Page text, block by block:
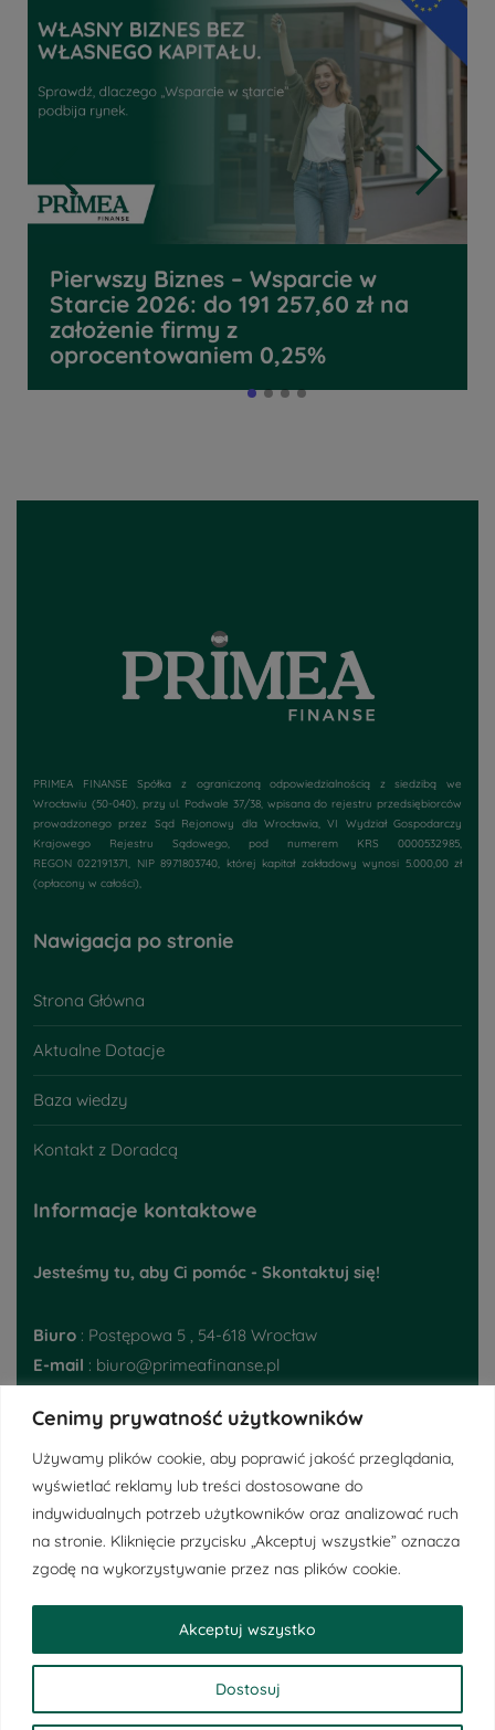
Cenimy prywatność użytkowników
Używamy plików cookie, aby poprawić jakość przeglądania,
wyświetlać reklamy lub treści dostosowane do
indywidualnych potrzeb użytkowników oraz analizować ruch
na stronie. Kliknięcie przycisku „Akceptuj wszystkie” oznacza
zgodę na wykorzystywanie przez nas plików cookie.
Dostosuj
Akceptuj wszystko
Pierwszy Biznes – Wsparcie w
Starcie 2026: do 191 257,60 zł na
założenie firmy z
oprocentowaniem 0,25%
PRIMEA FINANSE Spółka z ograniczoną odpowiedzialnością z siedzibą we
Wrocławiu (50-040), przyul. Podwale 37/38, wpisana do rejestru przedsiębiorców
prowadzonego przez Sąd Rejonowy dla Wrocławia, VI Wydział Gospodarczy
Krajowego Rejestru Sądowego, pod numerem KRS 0000532985,
REGON 022191371, NIP 8971803740, której kapitał zakładowy wynosi 5.000,00 zł
(opłacony w całości),
Nawigacja po stronie
Strona Główna
Aktualne Dotacje
Baza wiedzy
Kontakt z Doradcą
Informacje kontaktowe
Jesteśmy tu, aby Ci pomóc - Skontaktuj się!
Biuro : Postępowa 5 , 54-618 Wrocław
E-mail : biuro@primeafinanse.pl
Ważne linki
Regulamin
Polityka Prywatności
Copyright © 2026 Primea Finanse - Dotacje Unijne. Powered